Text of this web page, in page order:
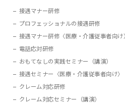
接遇マナー研修
プロフェッショナルの接遇研修
接遇マナー研修〈医療・介護従事者向け
電話応対研修
おもてなしの実践セミナー（講演）
接遇セミナー〈医療・介護従事者向け〉
クレーム対応研修
クレーム対応セミナー（講演）